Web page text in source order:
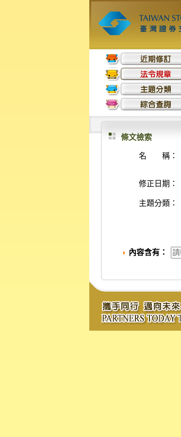
條文檢索
名 稱：
修正日期：
主題分類：
內容含有：